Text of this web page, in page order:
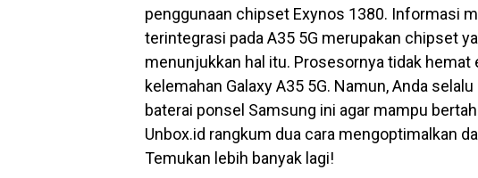
penggunaan chipset Exynos 1380. Informasi
terintegrasi pada A35 5G merupakan chipset
menunjukkan hal itu. Prosesornya tidak hemat
kelemahan Galaxy A35 5G. Namun, Anda
baterai ponsel Samsung ini agar mampu
Unbox.id rangkum dua cara mengoptimalkan
Temukan lebih banyak lagi!